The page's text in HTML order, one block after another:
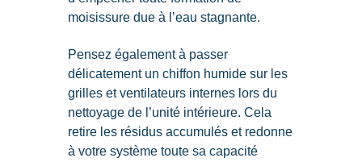
moisissure due à l’eau stagnante.
Pensez également à passer
délicatement un chiffon humide sur les
grilles et ventilateurs internes lors du
nettoyage de l’unité intérieure. Cela
retire les résidus accumulés et redonne
à votre système toute sa capacité